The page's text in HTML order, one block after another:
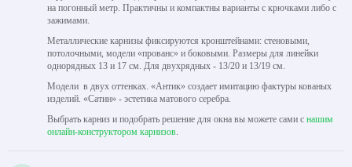
на погонный метр. Практичны и компактны варианты с крючками либо с
зажимами.
Металлические карнизы фиксируются кронштейнами: стеновыми,
потолочными, модели «прованс» и боковыми. Размеры для линейки
однорядных 13 и 17 см. Для двухрядных - 13/20 и 13/19 см.
Модели в двух оттенках. «Антик» создает имитацию фактуры кованых
изделий. «Сатин» - эстетика матового серебра.
Выбрать карниз и подобрать решение для окна вы можете сами с нашим
онлайн-конструктором карнизов.